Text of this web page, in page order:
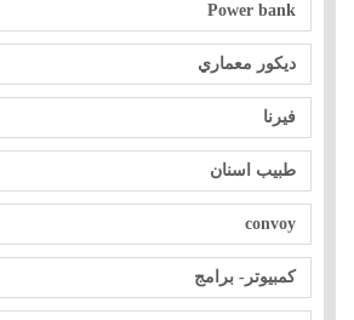
Power bank
ديكور معماري
فيرنا
طبيب اسنان
convoy
كمبيوتر- برامج